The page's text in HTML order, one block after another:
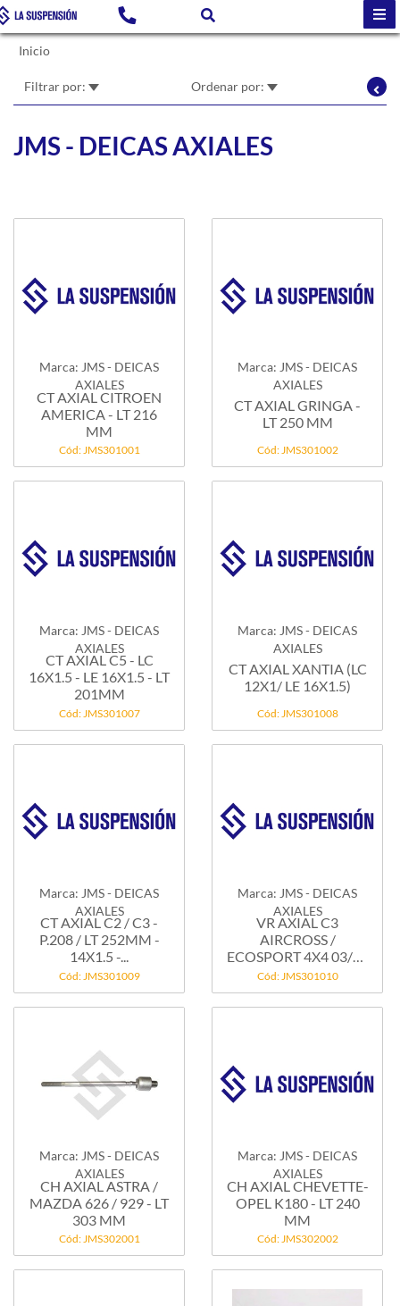
Inicio
Filtrar por: Ordenar por:
JMS - DEICAS AXIALES
Marca: JMS - DEICAS
AXIALES
CT AXIAL CITROEN
AMERICA - LT 216
MM
Cód: JMS301001
Marca: JMS - DEICAS
AXIALES
CT AXIAL GRINGA -
LT 250 MM
Cód: JMS301002
Marca: JMS - DEICAS
AXIALES
CT AXIAL C5 - LC
16X1.5 - LE 16X1.5 - LT
201MM
Cód: JMS301007
Marca: JMS - DEICAS
AXIALES
CT AXIAL XANTIA (LC
12X1/ LE 16X1.5)
Cód: JMS301008
Marca: JMS - DEICAS
AXIALES
CT AXIAL C2 / C3 -
P.208 / LT 252MM -
14X1.5 -...
Cód: JMS301009
Marca: JMS - DEICAS
AXIALES
VR AXIAL C3
AIRCROSS /
ECOSPORT 4X4 03/12
- TEMPRA...
Cód: JMS301010
Marca: JMS - DEICAS
AXIALES
CH AXIAL ASTRA /
MAZDA 626 / 929 - LT
303 MM
Cód: JMS302001
Marca: JMS - DEICAS
AXIALES
CH AXIAL CHEVETTE-
OPEL K180 - LT 240
MM
Cód: JMS302002